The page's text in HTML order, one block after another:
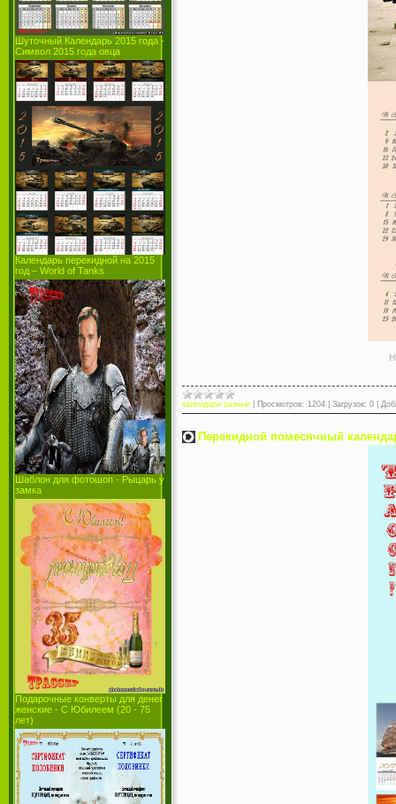
Шуточный Календарь 2015 года -
Символ 2015 года овца
Календарь перекидной на 2015
год – World of Tanks
Шаблон для фотошоп - Рыцарь у
замка
Подарочные конверты для денег
женские - С Юбилеем (20 - 75
лет)
календари разные Просмотров: 1204 Загрузок: 0
Перекидной помесячный